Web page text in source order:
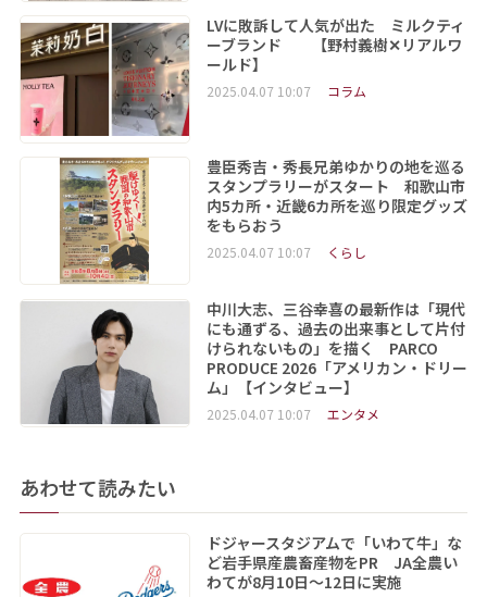
LVに敗訴して人気が出た ミルクティ
ーブランド 【野村義樹✕リアルワ
ールド】
2025.04.07 10:07 コラム
豊臣秀吉・秀長兄弟ゆかりの地を巡る
スタンプラリーがスタート 和歌山市
内5カ所・近畿6カ所を巡り限定グッズ
をもらおう
2025.04.07 10:07 くらし
中川大志、三谷幸喜の最新作は「現代
にも通ずる、過去の出来事として片付
けられないもの」を描く PARCO
PRODUCE 2026「アメリカン・ドリー
ム」【インタビュー】
2025.04.07 10:07 エンタメ
あわせて読みたい
ドジャースタジアムで「いわて牛」な
ど岩手県産農畜産物をPR JA全農い
わてが8月10日～12日に実施